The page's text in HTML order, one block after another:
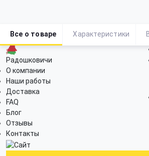
Радошковичи
О компании
Наши работы
Доставка
FAQ
Блог
Отзывы
Контакты
Все о товаре Характеристики